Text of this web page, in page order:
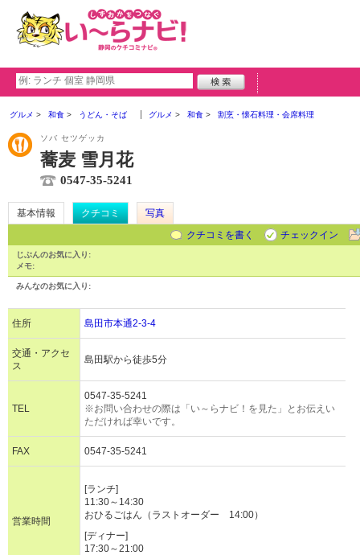
グルメ 和食 うどん・そば グルメ 和食 割烹・懐石料理・会席料理
ソバ セツゲッカ
蕎麦 雪月花
0547-35-5241
基本情報 クチコミ
写真
クチコミを書く
チェックイン
じぶんのお気に入り:
メモ:
みんなのお気に入り:
住所 島田市本通2-3-4
交通・アクセ
ス
島田駅から徒歩5分
TEL
0547-35-5241
※お問い合わせの際は「い～らナビ！を見た」とお伝えい
ただければ幸いです。
FAX 0547-35-5241
営業時間
[ランチ]
11:30～14:30
おひるごはん（ラストオーダー 14:00）
[ディナー]
17:30～21:00